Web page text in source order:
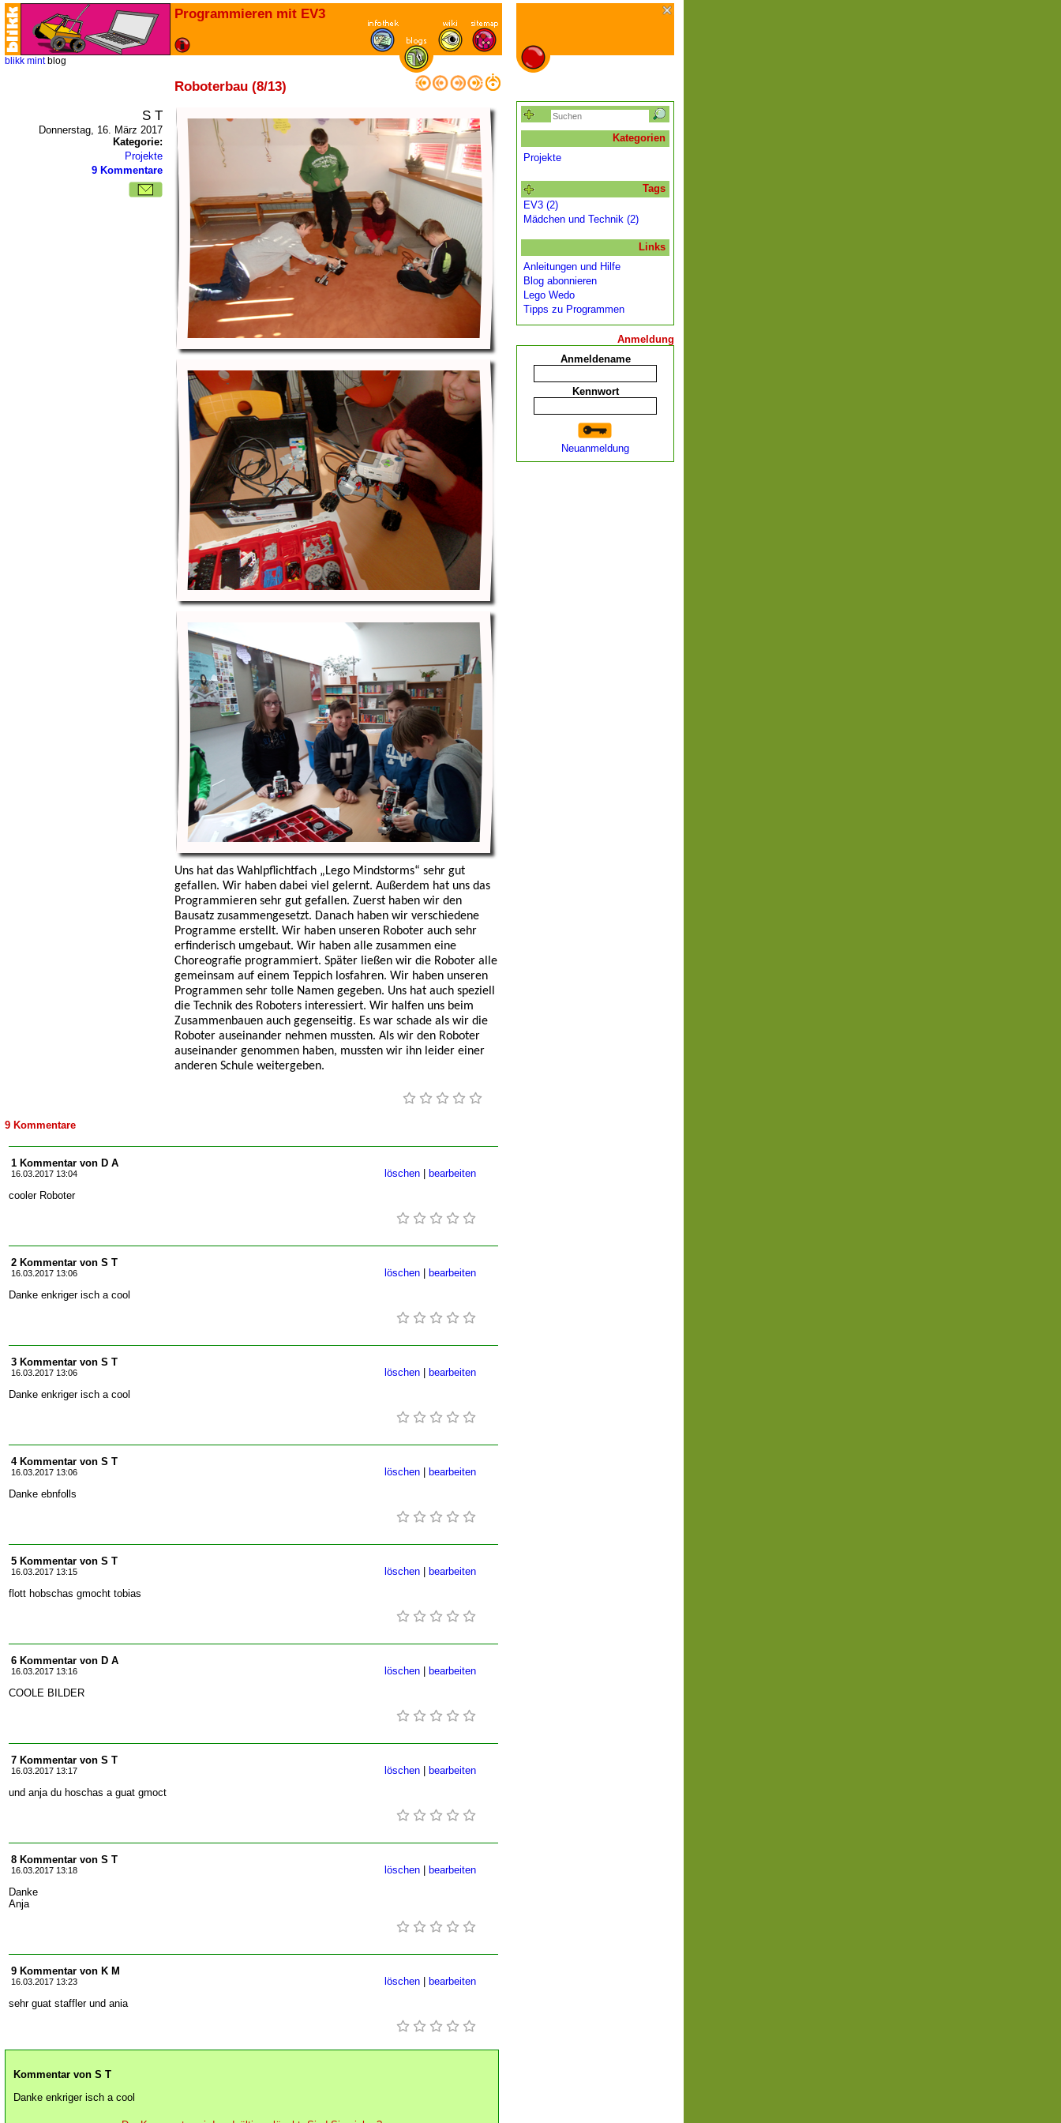
Programmieren mit EV3
blikk mint blog
Roboterbau (8/13)
S T
Donnerstag, 16. März 2017
Kategorie:
Projekte
9 Kommentare
Uns hat das Wahlpflichtfach „Lego Mindstorms“ sehr gut
gefallen. Wir haben dabei viel gelernt. Außerdem hat uns das
Programmieren sehr gut gefallen. Zuerst haben wir den
Bausatz zusammengesetzt. Danach haben wir verschiedene
Programme erstellt. Wir haben unseren Roboter auch sehr
erfinderisch umgebaut. Wir haben alle zusammen eine
Choreografie programmiert. Später ließen wir die Roboter alle
gemeinsam auf einem Teppich losfahren. Wir haben unseren
Programmen sehr tolle Namen gegeben. Uns hat auch speziell
die Technik des Roboters interessiert. Wir halfen uns beim
Zusammenbauen auch gegenseitig. Es war schade als wir die
Roboter auseinander nehmen mussten. Als wir den Roboter
auseinander genommen haben, mussten wir ihn leider einer
anderen Schule weitergeben.
9 Kommentare
1 Kommentar von D A
16.03.2017 13:04 bearbeiten
löschen
cooler Roboter
2 Kommentar von S T
16.03.2017 13:06 bearbeiten
löschen
Danke enkriger isch a cool
3 Kommentar von S T
16.03.2017 13:06 bearbeiten
löschen
Danke enkriger isch a cool
4 Kommentar von S T
16.03.2017 13:06 bearbeiten
löschen
Danke ebnfolls
5 Kommentar von S T
16.03.2017 13:15 bearbeiten
löschen
flott hobschas gmocht tobias
6 Kommentar von D A
16.03.2017 13:16 bearbeiten
löschen
COOLE BILDER
7 Kommentar von S T
16.03.2017 13:17 bearbeiten
löschen
und anja du hoschas a guat gmoct
8 Kommentar von S T
16.03.2017 13:18 bearbeiten
löschen
Danke
Anja
9 Kommentar von K M
16.03.2017 13:23 bearbeiten
löschen
sehr guat staffler und ania
Kommentar von S T
Danke enkriger isch a cool
Kategorien
Projekte
Tags
EV3 (2)
Mädchen und Technik (2)
Links
Anleitungen und Hilfe
Blog abonnieren
Lego Wedo
Tipps zu Programmen
Anmeldung
Anmeldename
Kennwort
Neuanmeldung